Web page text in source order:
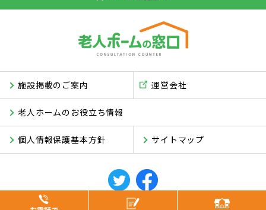
施設掲載のご案内
老人ホームのお役立ち情報
サイトマップ
運営会社
個人情報保護基本方針
© ASUKI Inc.